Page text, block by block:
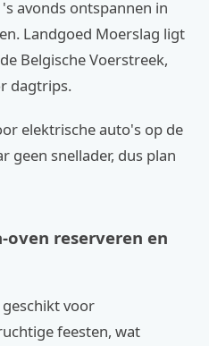
avonds ontspannen in
Landgoed Moerslag ligt
Belgische Voerstreek,
dagtrips.
elektrische auto's op de
geen snellader, dus plan
reserveren en
voor
feesten, wat